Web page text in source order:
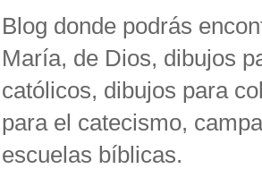
Blog donde podrás
María, de Dios, dibujos
católicos, dibujos para
para el catecismo,
escuelas bíblicas.